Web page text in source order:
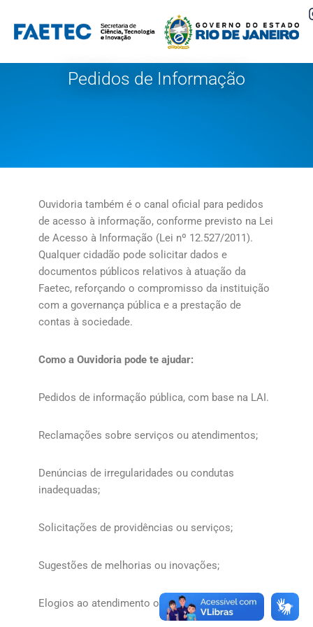
Pular
Pedidos de Informação
Ouvidoria também é o canal oficial para pedidos
de acesso à informação, conforme previsto na Lei
de Acesso à Informação (Lei nº 12.527/2011).
Qualquer cidadão pode solicitar dados e
documentos públicos relativos à atuação da
Faetec, reforçando o compromisso da instituição
com a governança pública e a prestação de
contas à sociedade.
Como a Ouvidoria pode te ajudar:
Pedidos de informação pública, com base na LAI.
Reclamações sobre serviços ou atendimentos;
Denúncias de irregularidades ou condutas
inadequadas;
Solicitações de providências ou serviços;
Sugestões de melhorias ou inovações;
Elogios ao atendimento ou às boas práticas;